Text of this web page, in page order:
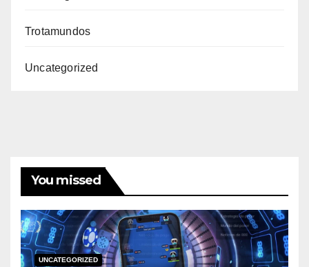
Trotamundos
Uncategorized
You missed
UNCATEGORIZED